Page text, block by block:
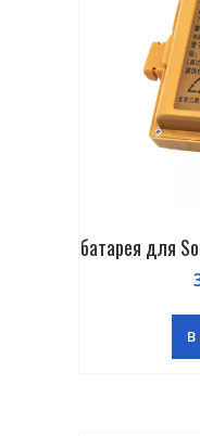
батарея для
В